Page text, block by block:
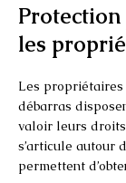
les
Les propriétaires
débarras
valoir leurs
s’articule autour
permettent